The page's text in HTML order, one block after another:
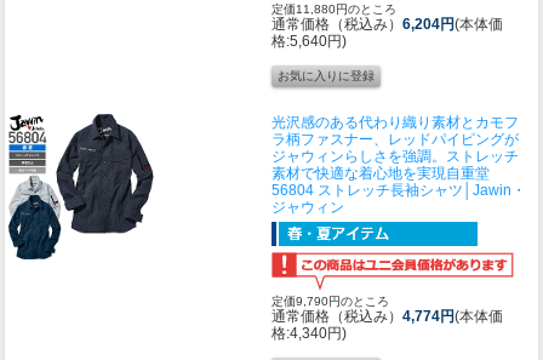
定価11,880円のところ
通常価格（税込み） 6,204円(本体価
格:5,640円)
光沢感のある代わり織り素材とカモフ
ラ柄ファスナー、レッドパイピングが
ジャウィンらしさを強調。ストレッチ
素材で快適な着心地を実現自重堂
56804 ストレッチ長袖シャツ│Jawin・
ジャウィン
定価9,790円のところ
通常価格（税込み） 4,774円(本体価
格:4,340円)